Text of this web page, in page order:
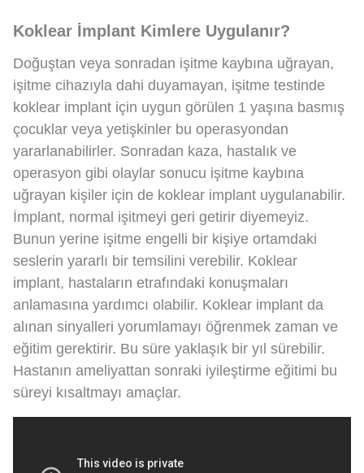
Koklear İmplant Kimlere Uygulanır?
Doğuştan veya sonradan işitme kaybına uğrayan,
işitme cihazıyla dahi duyamayan, işitme testinde
koklear implant için uygun görülen 1 yaşına basmış
çocuklar veya yetişkinler bu operasyondan
yararlanabilirler. Sonradan kaza, hastalık ve
operasyon gibi olaylar sonucu işitme kaybına
uğrayan kişiler için de koklear implant uygulanabilir.
İmplant, normal işitmeyi geri getirir diyemeyiz.
Bunun yerine işitme engelli bir kişiye ortamdaki
seslerin yararlı bir temsilini verebilir. Koklear
implant, hastaların etrafındaki konuşmaları
anlamasına yardımcı olabilir. Koklear implant da
alınan sinyalleri yorumlamayı öğrenmek zaman ve
eğitim gerektirir. Bu süre yaklaşık bir yıl sürebilir.
Hastanın ameliyattan sonraki iyileştirme eğitimi bu
süreyi kısaltmayı amaçlar.